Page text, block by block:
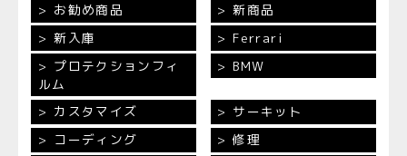
お勧め商品
新商品
新入庫
Ferrari
プロテクションフィ
ルム
BMW
カスタマイズ
サーキット
コーディング
修理